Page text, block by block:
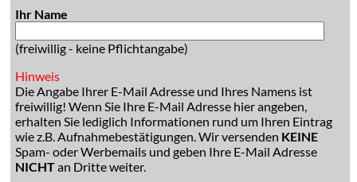
Ihr Name
(freiwillig - keine Pflichtangabe)
Hinweis
Die Angabe Ihrer E-Mail Adresse und Ihres Namens ist
freiwillig! Wenn Sie Ihre E-Mail Adresse hier angeben,
erhalten Sie lediglich Informationen rund um Ihren Eintrag
wie z.B. Aufnahmebestätigungen. Wir versenden KEINE
Spam- oder Werbemails und geben Ihre E-Mail Adresse
NICHTan Dritte weiter.